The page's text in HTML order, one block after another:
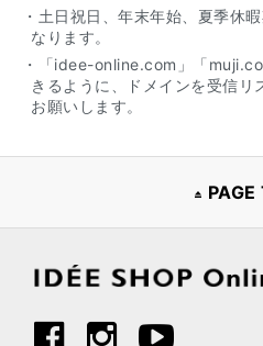
・土日祝日、年末年始、夏季休
なります。
・「idee-online.com」「
きるように、ドメインを受信リ
お願いします。
PAGE